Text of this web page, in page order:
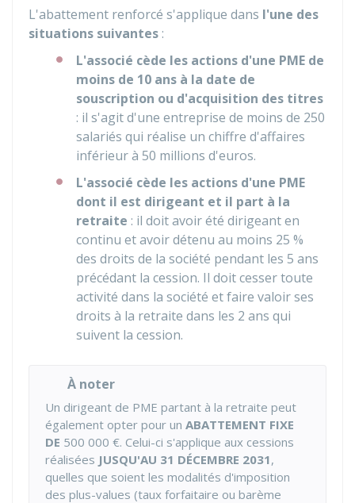
L'abattement renforcé s'applique dans l'une des
situations suivantes :
L'associé cède les actions d'une PME de
moins de 10 ans à la date de
souscription ou d'acquisition des titres
: il s'agit d'une entreprise de moins de 250
salariés qui réalise un chiffre d'affaires
inférieur à 50 millions d'euros.
L'associé cède les actions d'une PME
dont il est dirigeant et il part à la
retraite : il doit avoir été dirigeant en
continu et avoir détenu au moins 25 %
des droits de la société pendant les 5 ans
précédant la cession. Il doit cesser toute
activité dans la société et faire valoir ses
droits à la retraite dans les 2 ans qui
suivent la cession.
À noter
Un dirigeant de PME partant à la retraite peut
également opter pour un ABATTEMENT FIXE
DE 500 000 €. Celui-ci s'applique aux cessions
réalisées JUSQU'AU 31 DÉCEMBRE 2031,
quelles que soient les modalités d'imposition
des plus-values (taux forfaitaire ou barème